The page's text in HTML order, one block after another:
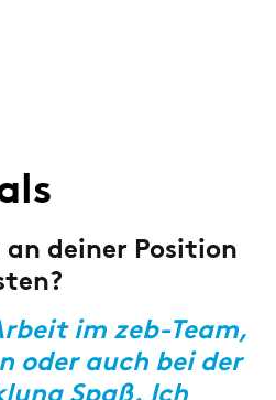
deiner Position
im zeb-Team,
oder auch bei der
Spaß. Ich